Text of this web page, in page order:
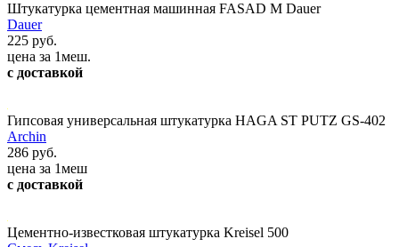
Штукатурка цементная машинная FASAD М Dauer
Dauer
225 руб.
цена за 1меш.
с доставкой
Гипсовая универсальная штукатурка HAGA ST PUTZ GS-402
Archin
286 руб.
цена за 1меш
с доставкой
Цементно-известковая штукатурка Kreisel 500